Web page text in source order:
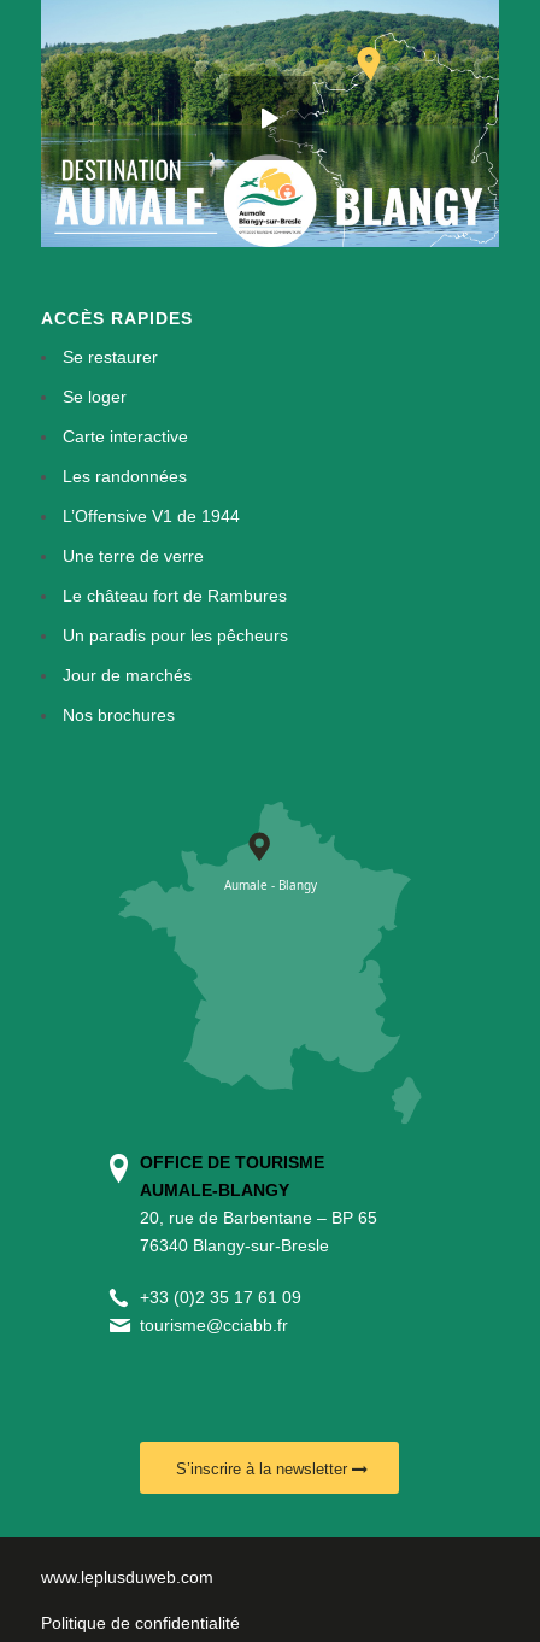
ACCÈS RAPIDES
Se restaurer
Se loger
Carte interactive
Les randonnées
L’Offensive V1 de 1944
Une terre de verre
Le château fort de Rambures
Un paradis pour les pêcheurs
Jour de marchés
Nos brochures
OFFICE DE TOURISME
AUMALE-BLANGY
20, rue de Barbentane – BP 65
76340 Blangy-sur-Bresle
+33 (0)2 35 17 61 09
tourisme@cciabb.fr
S’inscrire à la newsletter
www.leplusduweb.com
Politique de confidentialité